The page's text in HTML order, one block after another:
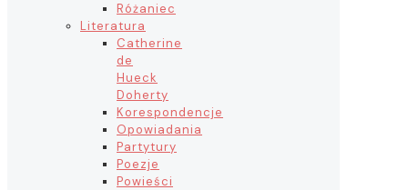
Różaniec
Literatura
Catherine
de
Hueck
Doherty
Korespondencje
Opowiadania
Partytury
Poezje
Powieści